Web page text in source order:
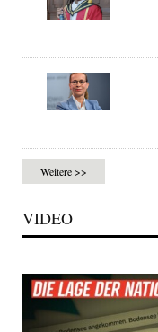
Weitere >>
VIDEO